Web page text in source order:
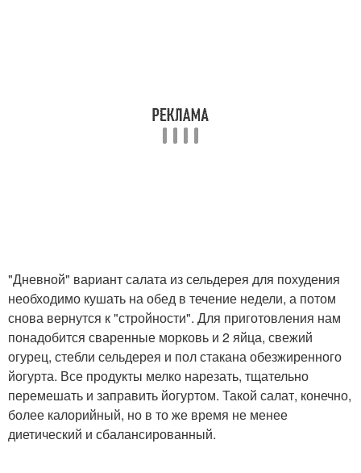
"Дневной" вариант салата из сельдерея для похудения
необходимо кушать на обед в течение недели, а потом
снова вернутся к "стройности". Для приготовления нам
понадобится сваренные морковь и 2 яйца, свежий
огурец, стебли сельдерея и пол стакана обезжиренного
йогурта. Все продукты мелко нарезать, тщательно
перемешать и заправить йогуртом. Такой салат, конечно,
более калорийный, но в то же время не менее
диетический и сбалансированный.